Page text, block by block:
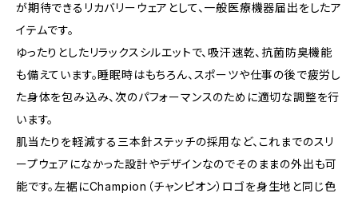
が期待できるリカバリーウェアとして、一般医療機器届出をしたア
イテムです。
ゆったりとしたリラックスシルエットで、吸汗速乾、抗菌防臭機能
も備えています。睡眠時はもちろん、スポーツや仕事の後で疲労し
た身体を包み込み、次のパフォーマンスのために適切な調整を行
います。
肌当たりを軽減する三本針ステッチの採用など、これまでのスリ
ープウェアになかった設計やデザインなのでそのままの外出も可
能です。左裾にChampion（チャンピオン）ロゴを身生地と同じ色